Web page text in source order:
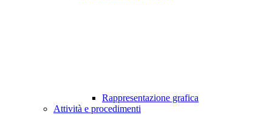
Rappresentazione grafica
Attività e procedimenti